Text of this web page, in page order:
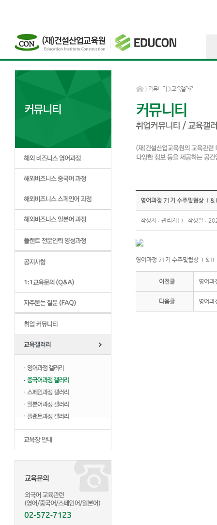
> 커뮤니티 > 교육갤러리
영어과정 71기 수주및협상
작성자 : 관리자(-) 작성일 :
영어과정 71기 수주및협상
이전글 영어
다음글 영어